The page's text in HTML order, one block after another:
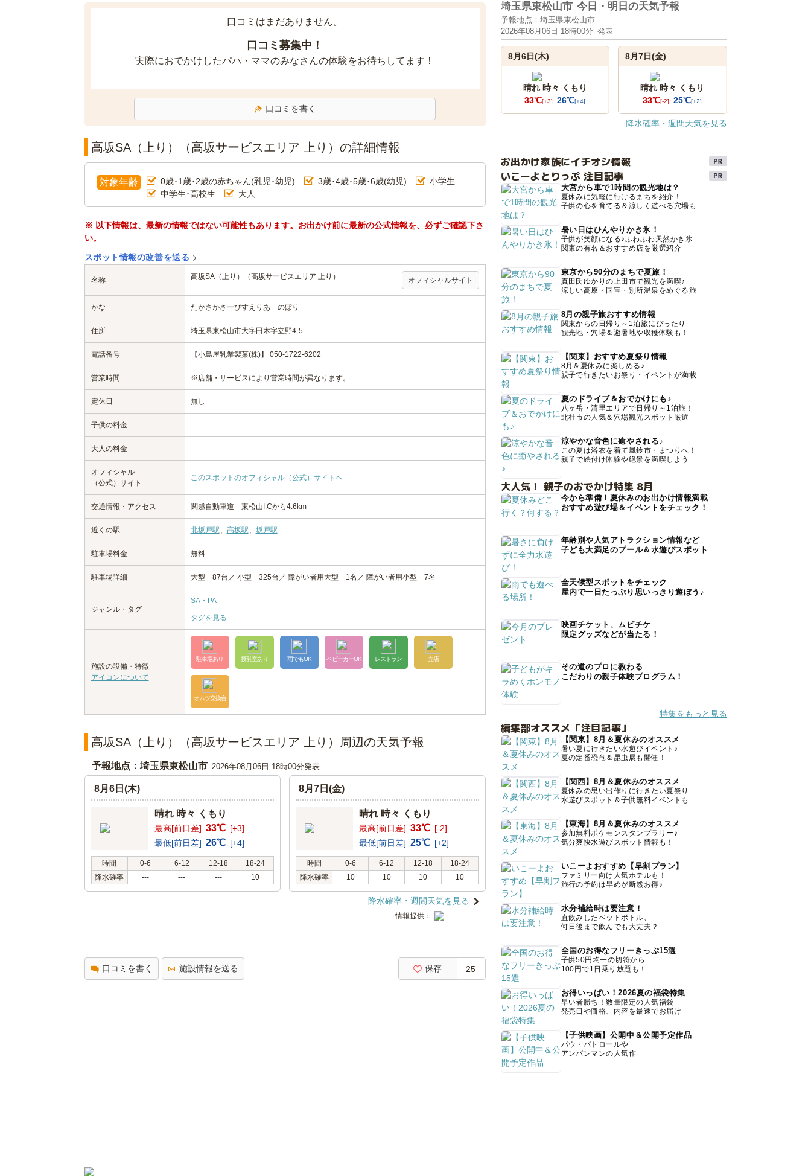
口コミはまだありません。
口コミ募集中！
実際におでかけしたパパ・ママのみなさんの体験をお待ちしてます！
口コミを書く
高坂SA（上り）（高坂サービスエリア 上り）の詳細情報
対象年齢 0歳･1歳･2歳の赤ちゃん(乳児･幼児) 3歳･4歳･5歳･6歳(幼児)
小学生
中学生･高校生
大人
※ 以下情報は、最新の情報ではない可能性もあります。お出かけ前に最新の公式情報を、必ずご確認下さ
い。
スポット情報の改善を送る
名称 高坂SA（上り）（高坂サービスエリア 上り） オフィシャルサイト
かな たかさかさーびすえりあ のぼり
住所 埼玉県東松山市大字田木字立野4-5
電話番号 【小島屋乳業製菓(株)】 050-1722-6202
営業時間 ※店舗・サービスにより営業時間が異なります。
定休日 無し
子供の料金
大人の料金
オフィシャル
（公式）サイト
このスポットのオフィシャル（公式）サイトへ
交通情報・アクセス 関越自動車道 東松山I.Cから4.6km
近くの駅 北坂戸駅、 高坂駅、 坂戸駅
駐車場料金 無料
駐車場詳細 大型 87台／ 小型 325台／ 障がい者用大型 1名／ 障がい者用小型 7名
ジャンル・タグ
SA・PA
タグを見る
施設の設備・特徴
アイコンについて
駐車場あり 授乳室あり 雨でもOK ベビーカーOK レストラン 売店
オムツ交換台
高坂SA（上り）（高坂サービスエリア 上り）周辺の天気予報
予報地点：埼玉県東松山市 2026年08月06日 18時00分発表
8月6日(木)
晴れ 時々 くもり
最高[前日差] 33℃ [+3]
最低[前日差] 26℃ [+4]
時間 0-6 6-12 12-18
18-24
降水確率
--- --- --- 10
8月7日(金)
晴れ 時々 くもり
最高[前日差] 33℃ [-2]
最低[前日差] 25℃ [+2]
時間 0-6 6-12 12-18
18-24
降水確率
10 10 10 10
降水確率・週間天気を見る
情報提供：
口コミを書く 施設情報を送る 保存 25
埼玉県東松山市 今日・明日の天気予報
予報地点：埼玉県東松山市
2026年08月06日 18時00分 発表
8月6日(木)
晴れ 時々 くもり
33℃[+3] 26℃[+4]
8月7日(金)
晴れ 時々 くもり
33℃[-2] 25℃[+2]
降水確率・週間天気を見る
お出かけ家族にイチオシ情報
いこーよとりっぷ 注目記事
大宮から車で1時間の観光地は？
夏休みに気軽に行けるまちを紹介！
子供の心を育てる＆涼しく遊べる穴場も
暑い日はひんやりかき氷！
子供が笑顔になる♪ふわふわ天然かき氷
関東の有名＆おすすめ店を厳選紹介
東京から90分のまちで夏旅！
真田氏ゆかりの上田市で観光を満喫♪
涼しい高原・国宝・別所温泉をめぐる旅
8月の親子旅おすすめ情報
関東からの日帰り～1泊旅にぴったり
観光地・穴場＆避暑地や収穫体験も！
【関東】おすすめ夏祭り情報
8月＆夏休みに楽しめる♪
親子で行きたいお祭り・イベントが満載
夏のドライブ＆おでかけにも♪
八ヶ岳・清里エリアで日帰り～1泊旅！
北杜市の人気＆穴場観光スポット厳選
涼やかな音色に癒やされる♪
この夏は浴衣を着て風鈴市・まつりへ！
親子で絵付け体験や絶景を満喫しよう
大人気！ 親子のおでかけ特集 8月
今から準備！夏休みのお出かけ情報満載
おすすめ遊び場＆イベントをチェック！
年齢別や人気アトラクション情報など
子ども大満足のプール＆水遊びスポット
全天候型スポットをチェック
屋内で一日たっぷり思いっきり遊ぼう♪
映画チケット、ムビチケ
限定グッズなどが当たる！
その道のプロに教わる
こだわりの親子体験プログラム！
特集をもっと見る
編集部オススメ「注目記事」
【関東】8月＆夏休みのオススメ
暑い夏に行きたい水遊びイベント♪
夏の定番恐竜＆昆虫展も開催！
【関西】8月＆夏休みのオススメ
夏休みの思い出作りに行きたい夏祭り
水遊びスポット＆子供無料イベントも
【東海】8月＆夏休みのオススメ
参加無料ポケモンスタンプラリー♪
気分爽快水遊びスポット情報も！
いこーよおすすめ【早割プラン】
ファミリー向け人気ホテルも！
旅行の予約は早めが断然お得♪
水分補給時は要注意！
直飲みしたペットボトル、
何日後まで飲んでも大丈夫？
全国のお得なフリーきっぷ15選
子供50円均一の切符から
100円で1日乗り放題も！
お得いっぱい！2026夏の福袋特集
早い者勝ち！数量限定の人気福袋
発売日や価格、内容を最速でお届け
【子供映画】公開中＆公開予定作品
パウ・パトロールや
アンパンマンの人気作